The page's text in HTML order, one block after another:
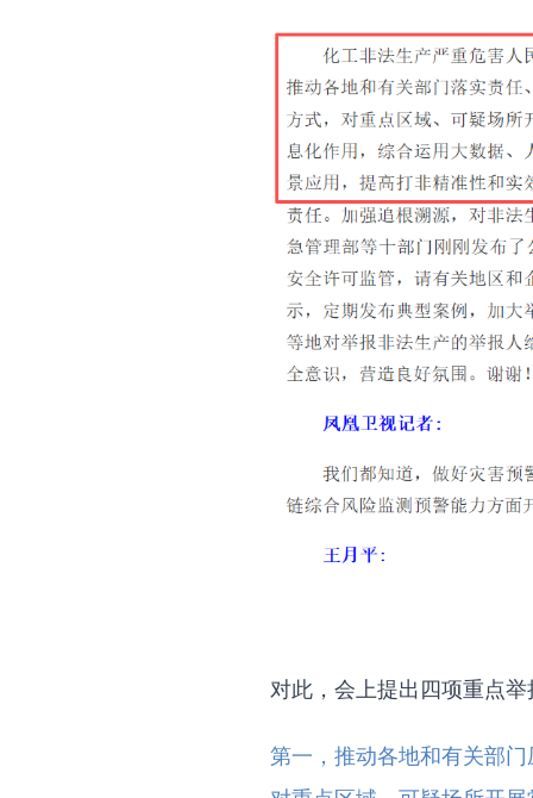
对此，会上提出四项重点举
第一，推动各地和有关部